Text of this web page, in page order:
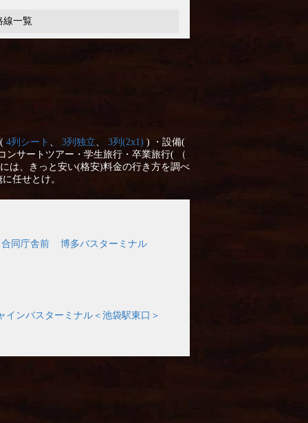
線一覧
4列シート 、 3列独立、 3列(2x1) ) ・設備(
サートツアー・学生旅行・卒業旅行( （
は、きっと安い(格安)料金の行き方を調べ
任せとけ。
同庁舎前 博多バスターミナル
インバスターミナル＜池袋駅東口＞